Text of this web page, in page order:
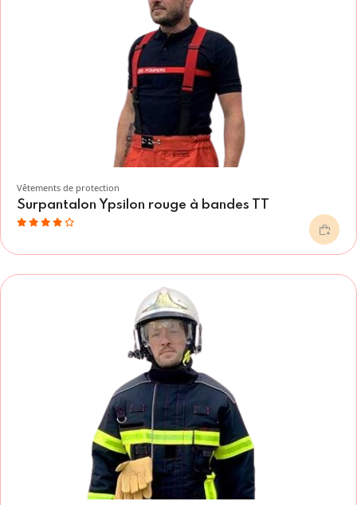
Vêtements de protection
Surpantalon Ypsilon rouge à bandes TT